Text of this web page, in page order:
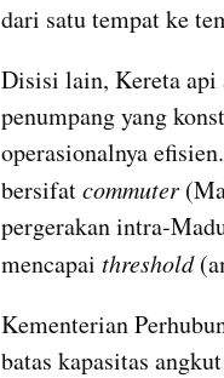
dari satu tempat ke
Disisi lain, Kereta api
penumpang yang
operasionalnya
bersifat commuter
pergerakan intra-
mencapai threshold
Kementerian
batas kapasitas